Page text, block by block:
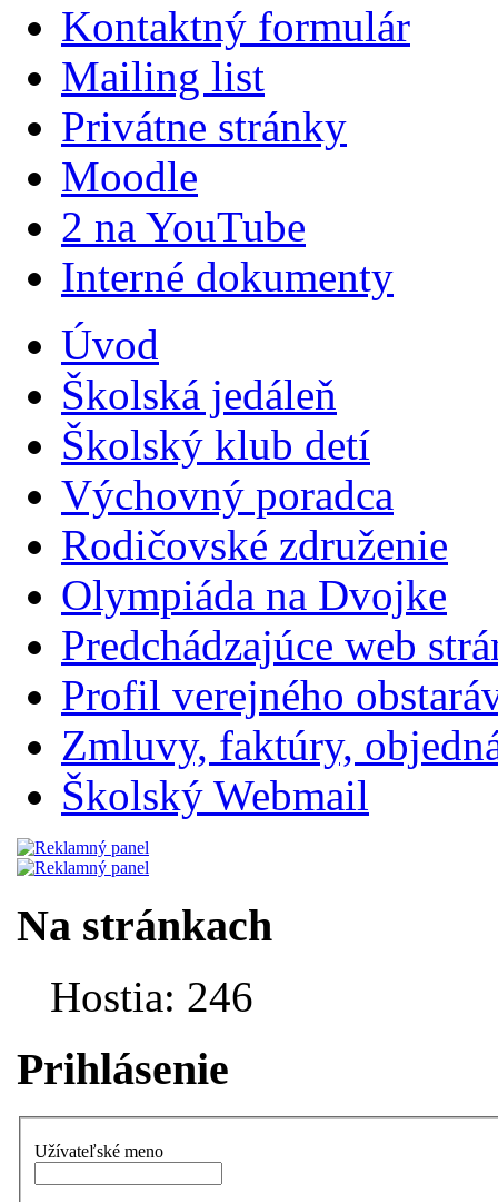
Kontaktný formulár
Mailing list
Privátne stránky
Moodle
2 na YouTube
Interné dokumenty
Úvod
Školská jedáleň
Školský klub detí
Výchovný poradca
Rodičovské združenie
Olympiáda na Dvojke
Predchádzajúce web
Profil verejného
Zmluvy, faktúry,
Školský Webmail
Na stránkach
Hostia: 246
Prihlásenie
Užívateľské meno